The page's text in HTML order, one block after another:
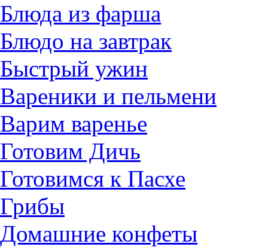
Блюда из фарша
Блюдо на завтрак
Быстрый ужин
Вареники и пельмени
Варим варенье
Готовим Дичь
Готовимся к Пасхе
Грибы
Домашние конфеты